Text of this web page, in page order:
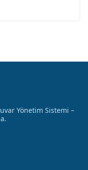
Yönetim Sistemi –